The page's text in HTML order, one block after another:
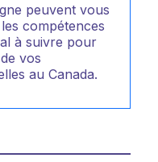
peuvent vous
compétences
à suivre pour
vos
au Canada.